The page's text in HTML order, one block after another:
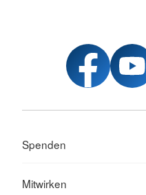
Spenden
Mitwirken